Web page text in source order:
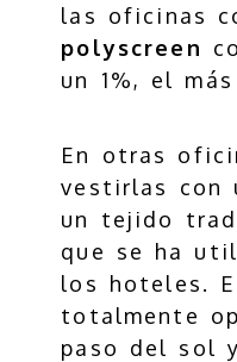
las oficinas
polyscreen
un 1%, el
En otras
vestirlas con
un tejido
que se ha
los hoteles.
totalmente
paso del sol